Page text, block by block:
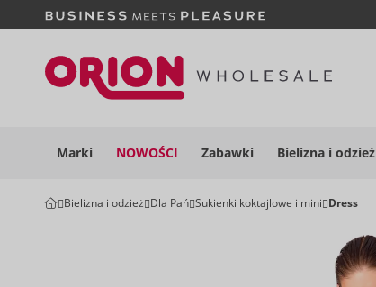
Marki NOWOŚCI Zabawki Bielizna i odzież
Bielizna i odzież Dla Pań Sukienki koktajlowe i mini Dress